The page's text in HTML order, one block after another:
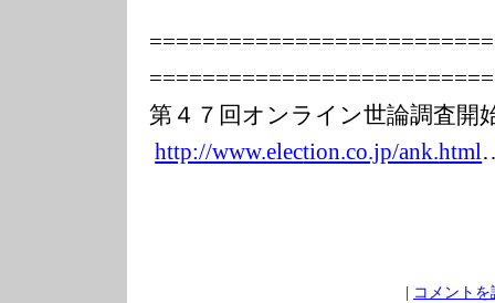
===============
===============
第４７回オンライン世論調査
http://www.election.co.jp/ank.html
コメント